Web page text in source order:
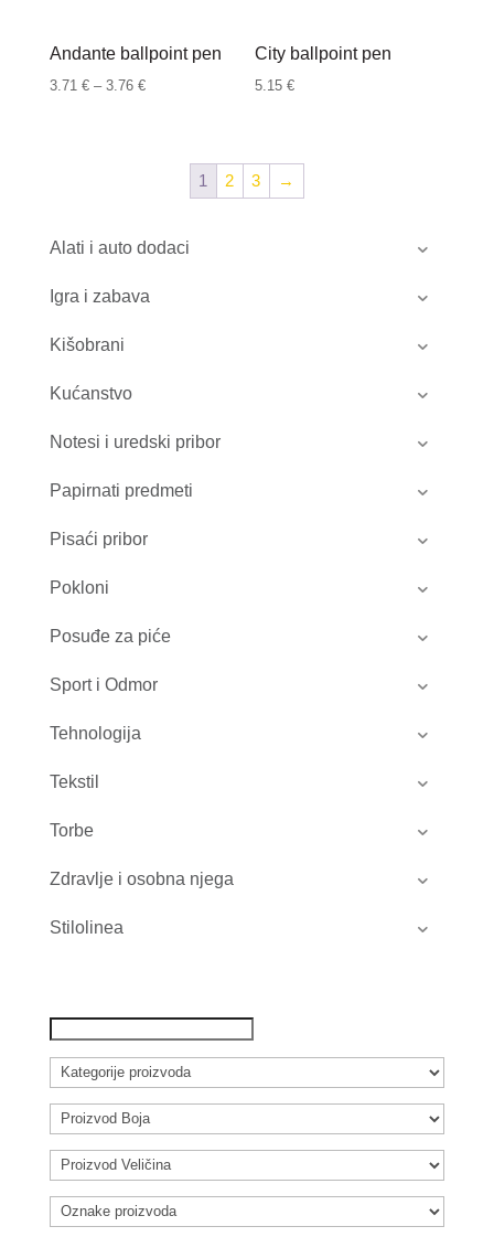
Alati i auto dodaci
Igra i zabava
Kišobrani
Kućanstvo
Notesi i uredski pribor
Papirnati predmeti
Pisaći pribor
Pokloni
Posuđe za piće
Sport i Odmor
Tehnologija
Tekstil
Torbe
Zdravlje i osobna njega
Stilolinea
Andante ballpoint pen
3.71 € – 3.76 €Raspon
City ballpoint pen
5.15€
1 2 3 →